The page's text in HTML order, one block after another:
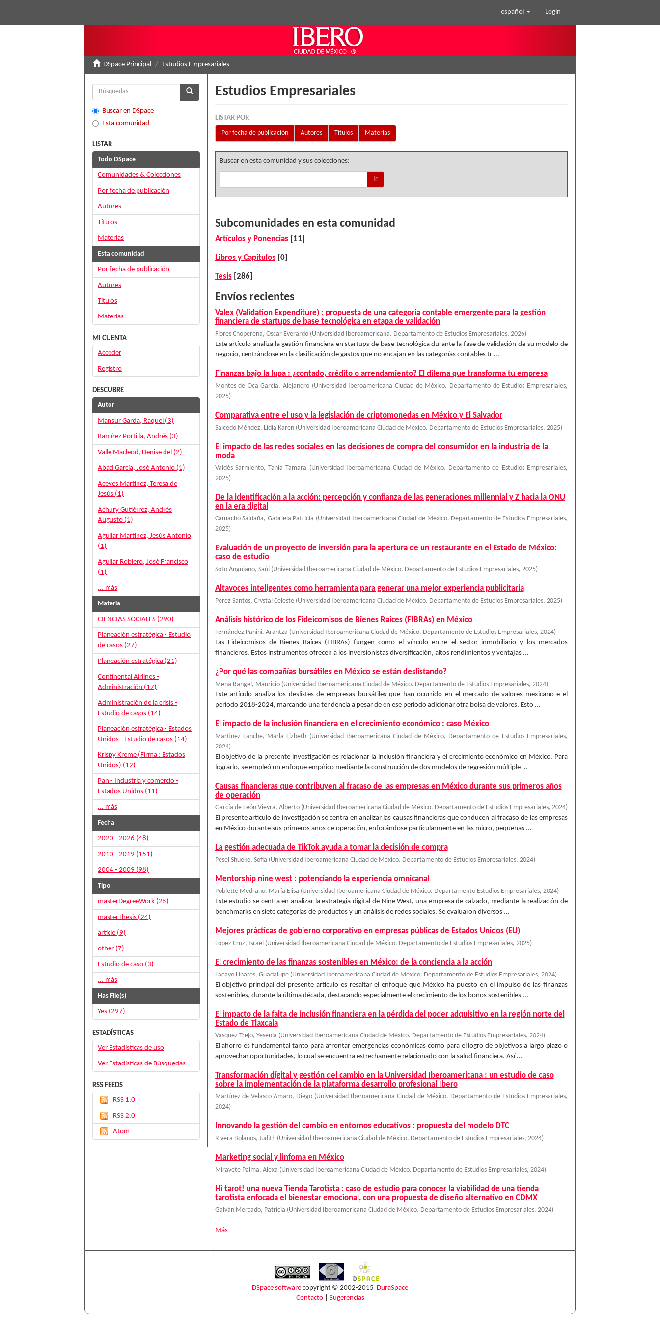
español Login
DSpace Principal Estudios Empresariales
Estudios Empresariales
LISTAR POR
Por fecha de publicación
Autores Títulos Materias
Buscar en esta comunidad y sus colecciones:
Ir
Subcomunidades en esta comunidad
Artículos y Ponencias[11]
Libros y Capítulos[0]
Tesis[286]
Envíos recientes
Valex (Validation Expenditure) : propuesta de una categoría contable emergente para la gestión
financiera de startups de base tecnológica en etapa de validación
Flores Choperena, Oscar Everardo (Universidad Iberoamericana. Departamento de Estudios Empresariales, 2026)
Este artículo analiza la gestión financiera en startups de base tecnológica durante la fase de validación de su modelo de
negocio, centrándose en la clasificación de gastos que no encajan en las categorías contables tr ...
Finanzas bajo la lupa : ¿contado, crédito o arrendamiento? El dilema que transforma tu empresa
Montes de Oca García, Alejandro (Universidad Iberoamericana Ciudad de México. Departamento de Estudios Empresariales,
2025)
Comparativa entre el uso y la legislación de criptomonedas en México y El Salvador
Salcedo Méndez, Lidia Karen (Universidad Iberoamericana Ciudad de México. Departamento de Estudios Empresariales, 2025)
El impacto de las redes sociales en las decisiones de compra del consumidor en la industria de la
moda
Valdés Sarmiento, Tania Tamara (Universidad Iberoamericana Ciudad de México. Departamento de Estudios Empresariales,
2025)
De la identificación a la acción: percepción y confianza de las generaciones millennial y Z hacia la ONU
en la era digital
Camacho Saldaña, Gabriela Patricia (Universidad Iberoamericana Ciudad de México. Departamento de Estudios Empresariales,
2025)
Evaluación de un proyecto de inversión para la apertura de un restaurante en el Estado de México:
caso de estudio
Soto Anguiano, Saúl (Universidad Iberoamericana Ciudad de México. Departamento de Estudios Empresariales, 2025)
Altavoces inteligentes como herramienta para generar una mejor experiencia publicitaria
Pérez Santos, Crystal Celeste (Universidad Iberoamericana Ciudad de México. Departamento de Estudios Empresariales, 2025)
Análisis histórico de los Fideicomisos de Bienes Raíces (FIBRAs) en México
Fernández Panini, Arantza (Universidad Iberoamericana Ciudad de México. Departamento de Estudios Empresariales, 2024)
Las Fideicomisos de Bienes Raíces (FIBRAs) fungen como el vínculo entre el sector inmobiliario y los mercados
financieros. Estos instrumentos ofrecen a los inversionistas diversificación, altos rendimientos y ventajas ...
¿Por qué las compañías bursátiles en México se están deslistando?
Mena Rangel, Mauricio (Universidad Iberoamericana Ciudad de México. Departamento de Estudios Empresariales, 2024)
Este artículo analiza los deslistes de empresas bursátiles que han ocurrido en el mercado de valores mexicano e el
periodo 2018-2024, marcando una tendencia a pesar de en ese periodo adicionar otra bolsa de valores. Esto ...
El impacto de la inclusión financiera en el crecimiento económico : caso México
Martinez Lanche, Marla Lizbeth (Universidad Iberoamericana Ciudad de México. Departamento de Estudios Empresariales,
2024)
El objetivo de la presente investigación es relacionar la inclusión financiera y el crecimiento económico en México. Para
lograrlo, se empleó un enfoque empírico mediante la construcción de dos modelos de regresión múltiple ...
Causas financieras que contribuyen al fracaso de las empresas en México durante sus primeros años
de operación
García de León Vieyra, Alberto (Universidad Iberoamericana Ciudad de México. Departamento de Estudios Empresariales, 2024)
El presente artículo de investigación se centra en analizar las causas financieras que conducen al fracaso de las empresas
en México durante sus primeros años de operación, enfocándose particularmente en las micro, pequeñas ...
La gestión adecuada de TikTok ayuda a tomar la decisión de compra
Pesel Shueke, Sofia (Universidad Iberoamericana Ciudad de México. Departamento de Estudios Empresariales, 2024)
Mentorship nine west : potenciando la experiencia omnicanal
Poblette Medrano, María Elisa (Universidad Iberoamericana Ciudad de México. Departamento Estudios Empresariales, 2024)
Este estudio se centra en analizar la estrategia digital de Nine West, una empresa de calzado, mediante la realización de
benchmarks en siete categorías de productos y un análisis de redes sociales. Se evaluaron diversos ...
Mejores prácticas de gobierno corporativo en empresas públicas de Estados Unidos (EU)
López Cruz, Israel (Universidad Iberoamericana Ciudad de México. Departamento de Estudios Empresariales, 2025)
El crecimiento de las finanzas sostenibles en México: de la conciencia a la acción
Lacayo Linares, Guadalupe (Universidad Iberoamericana Ciudad de México. Departamento de Estudios Empresariales, 2024)
El objetivo principal del presente artículo es resaltar el enfoque que México ha puesto en el impulso de las finanzas
sostenibles, durante la última década, destacando especialmente el crecimiento de los bonos sostenibles ...
El impacto de la falta de inclusión financiera en la pérdida del poder adquisitivo en la región norte del
Estado de Tlaxcala
Vásquez Trejo, Yesenia (Universidad Iberoamericana Ciudad de México. Departamento de Estudios Empresariales, 2024)
El ahorro es fundamental tanto para afrontar emergencias económicas como para el logro de objetivos a largo plazo o
aprovechar oportunidades, lo cual se encuentra estrechamente relacionado con la salud financiera. Así ...
Transformación dígital y gestión del cambio en la Universidad Iberoamericana : un estudio de caso
sobre la implementación de la plataforma desarrollo profesional Ibero
Martínez de Velasco Amaro, Diego (Universidad Iberoamericana Ciudad de México. Departamento de Estudios Empresariales,
2024)
Innovando la gestión del cambio en entornos educativos : propuesta del modelo DTC
Rivera Bolaños, Judith (Universidad Iberoamericana Ciudad de México. Departamento de Estudios Empresariales, 2024)
Marketing social y linfoma en México
Miravete Palma, Alexa (Universidad Iberoamericana Ciudad de México. Departamento de Estudios Empresariales, 2024)
Hi tarot! una nueva Tienda Tarotista : caso de estudio para conocer la viabilidad de una tienda
tarotista enfocada el bienestar emocional, con una propuesta de diseño alternativo en CDMX
Galván Mercado, Patricia (Universidad Iberoamericana Ciudad de México. Departamento de Estudios Empresariales, 2024)
Más
Buscar en DSpace
Esta comunidad
LISTAR
Todo DSpace
Comunidades & Colecciones
Por fecha de publicación
Autores
Títulos
Materias
Esta comunidad
Por fecha de publicación
Autores
Títulos
Materias
MI CUENTA
Acceder
Registro
DESCUBRE
Autor
Mansur Garda, Raquel (3)
Ramírez Portilla, Andrés (3)
Valle Macleod, Denise del (2)
Abad García, José Antonio (1)
Aceves Martínez, Teresa de
Jesús (1)
Achury Gutiérrez, Andrés
Augusto (1)
Aguilar Martínez, Jesús Antonio
(1)
Aguilar Roblero, José Francisco
(1)
... más
Materia
CIENCIAS SOCIALES (290)
Planeación estratégica - Estudio
de casos (27)
Planeación estratégica (21)
Continental Airlines -
Administración (17)
Administración de la crisis -
Estudio de casos (14)
Planeación estratégica - Estados
Unidos - Estudio de casos (14)
Krispy Kreme (Firma : Estados
Unidos) (12)
Pan - Industria y comercio -
Estados Unidos (11)
... más
Fecha
2020 - 2026 (48)
2010 - 2019 (151)
2004 - 2009 (98)
Tipo
masterDegreeWork (25)
masterThesis (24)
article (9)
other (7)
Estudio de caso (3)
... más
Has File(s)
Yes (297)
ESTADÍSTICAS
Ver Estadísticas de uso
Ver Estadísticas de Búsquedas
RSS FEEDS
RSS 1.0
RSS 2.0
Atom
DSpace software copyright © 2002-2015 DuraSpace
Contacto| Sugerencias